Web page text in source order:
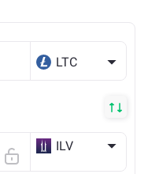
LTC
ILV